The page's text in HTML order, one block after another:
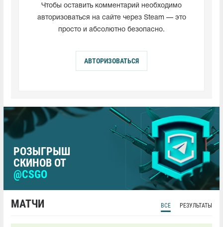
Чтобы оставить комментарий необходимо
авторизоваться на сайте через Steam — это
просто и абсолютно безопасно.
АВТОРИЗОВАТЬСЯ
РОЗЫГРЫШ
СКИНОВ ОТ
@CSGO
МАТЧИ ВСЕ РЕЗУЛЬТАТЫ